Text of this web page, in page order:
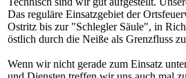
Das reguläre Einsatzgebiet der
Ostritz bis zur "Schlegler Säule", in
östlich durch die Neiße als Grenzfluss
Wenn wir nicht gerade zum Einsatz